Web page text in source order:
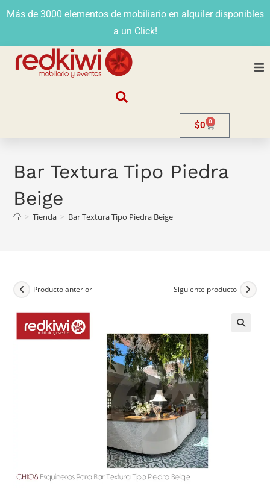
Más de 3000 elementos de mobiliario en alquiler disponibles
a un Click!
$0 0
Bar Textura Tipo Piedra
Beige
> Tienda > Bar Textura Tipo Piedra Beige
Producto anterior Siguiente producto